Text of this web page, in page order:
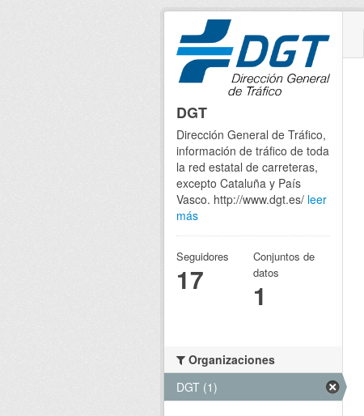
DGT
Dirección General de Tráfico,
información de tráfico de toda
la red estatal de carreteras,
excepto Cataluña y País
Vasco. http://www.dgt.es/ leer
más
Seguidores
17
Conjuntos de
datos
1
Organizaciones
DGT (1)